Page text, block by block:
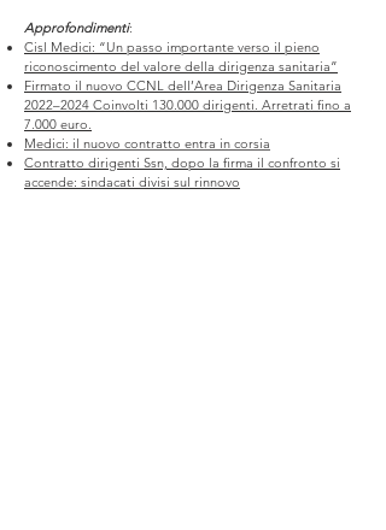
Approfondimenti:
Cisl Medici: “Un passo importante verso il pieno
riconoscimento del valore della dirigenza sanitaria”
Firmato il nuovo CCNL dell’Area Dirigenza Sanitaria
2022–2024 Coinvolti 130.000 dirigenti. Arretrati fino a
7.000 euro.
Medici: il nuovo contratto entra in corsia
Contratto dirigenti Ssn, dopo la firma il confronto si
accende: sindacati divisi sul rinnovo